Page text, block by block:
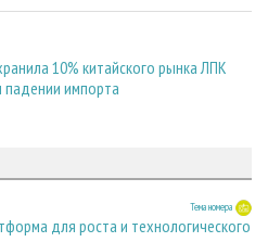
10% китайского рынка ЛПК
импорта
Тема номера
для роста и технологического